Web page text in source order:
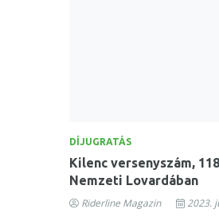
DÍJUGRATÁS
Kilenc versenyszám,
Nemzeti Lovardában
Riderline Magazin 2023.